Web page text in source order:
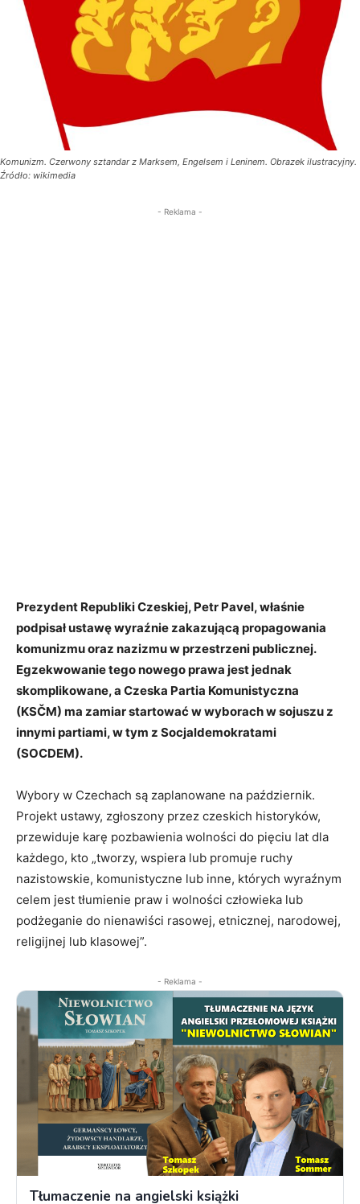
Komunizm. Czerwony sztandar z Marksem, Engelsem i Leninem. Obrazek ilustracyjny.
Źródło: wikimedia
- Reklama -
Prezydent Republiki Czeskiej, Petr Pavel, właśnie
podpisał ustawę wyraźnie zakazującą propagowania
komunizmu oraz nazizmu w przestrzeni publicznej.
Egzekwowanie tego nowego prawa jest jednak
skomplikowane, a Czeska Partia Komunistyczna
(KSČM) ma zamiar startować w wyborach w sojuszu z
innymi partiami, w tym z Socjaldemokratami
(SOCDEM).
Wybory w Czechach są zaplanowane na październik.
Projekt ustawy, zgłoszony przez czeskich historyków,
przewiduje karę pozbawienia wolności do pięciu lat dla
każdego, kto „tworzy, wspiera lub promuje ruchy
nazistowskie, komunistyczne lub inne, których wyraźnym
celem jest tłumienie praw i wolności człowieka lub
podżeganie do nienawiści rasowej, etnicznej, narodowej,
religijnej lub klasowej”.
- Reklama -